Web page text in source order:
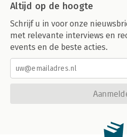
Altijd op de hoogte
Schrijf u in voor onze
met relevante interviews en
events en de beste acties.